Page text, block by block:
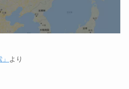
より